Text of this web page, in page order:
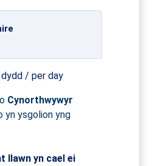
/ per day
Cynorthwywyr
yn ysgolion yng
llawn yn cael ei